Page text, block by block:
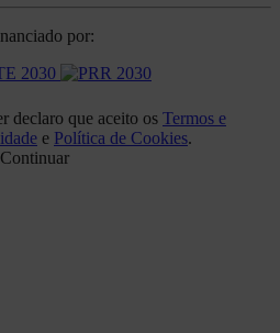
por:
declaro que aceito os Termos e
e Política de Cookies.
Continuar